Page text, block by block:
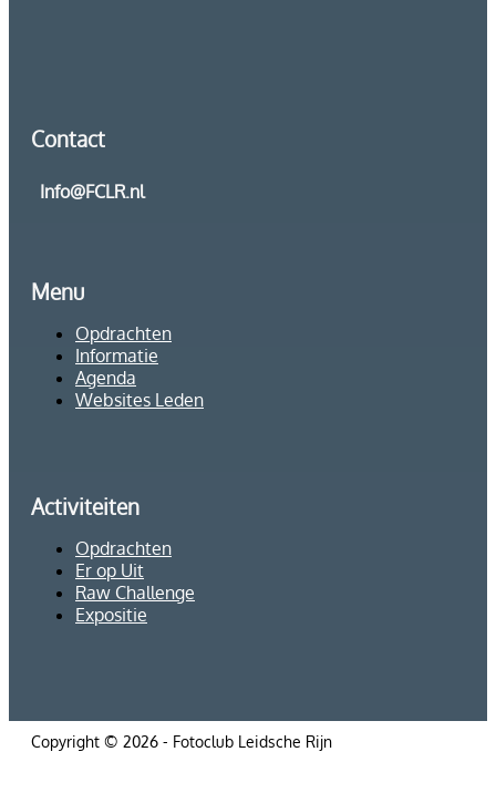
Contact
Info@FCLR.nl
Menu
Opdrachten
Informatie
Agenda
Websites Leden
Activiteiten
Opdrachten
Er op Uit
Raw Challenge
Expositie
Copyright © 2026 - Fotoclub Leidsche Rijn